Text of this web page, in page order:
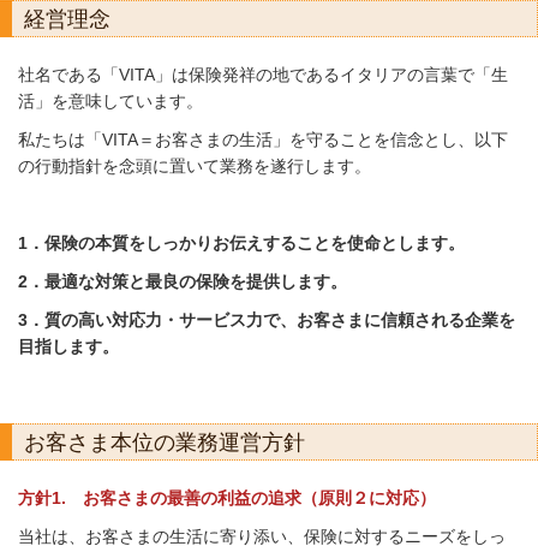
経営理念
社名である「VITA」は保険発祥の地であるイタリアの言葉で「生
活」を意味しています。
私たちは「VITA＝お客さまの生活」を守ることを信念とし、以下
の行動指針を念頭に置いて業務を遂行します。
1．保険の本質をしっかりお伝えすることを使命とします。
2．最適な対策と最良の保険を提供します。
3．質の高い対応力・サービス力で、お客さまに信頼される企業を
目指します。
お客さま本位の業務運営方針
方針1. お客さまの最善の利益の追求（原則２に対応）
当社は、お客さまの生活に寄り添い、保険に対するニーズをしっ